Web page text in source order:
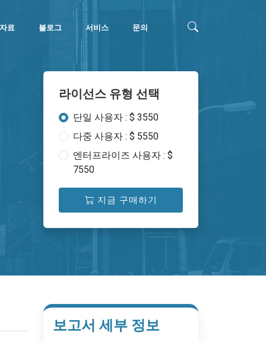
료 블로그 서비스 문의
라이선스 유형 선택
단일 사용자 : $ 3550
다중 사용자 : $ 5550
엔터프라이즈 사용자 : $
7550
지금 구매하기
보고서 세부 정보